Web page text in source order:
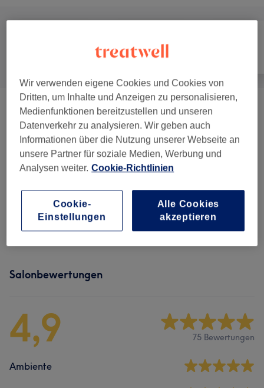
Friseur
Damen - Haarschnitte & Stylings ( 6) ab 29,70 €
Haarkuren & Pflege (1) ab 5 €
Herren - Haarschnitte & Stylings (1)
Damen - Farbe & Coloration ab 3,50 €
Kinder - Haarschnitte & Stylings
Salonbewertungen
4,9 75 Bewertungen
Ambiente
Wir verwenden eigene Cookies und Cookies von
Dritten, um Inhalte und Anzeigen zu personalisieren,
Medienfunktionen bereitzustellen und unseren
Datenverkehr zu analysieren. Wir geben auch
Informationen über die Nutzung unserer Webseite an
unsere Partner für soziale Medien, Werbung und
Analysen weiter. Cookie-Richtlinien
Cookie-
Einstellungen
Alle Cookies
akzeptieren